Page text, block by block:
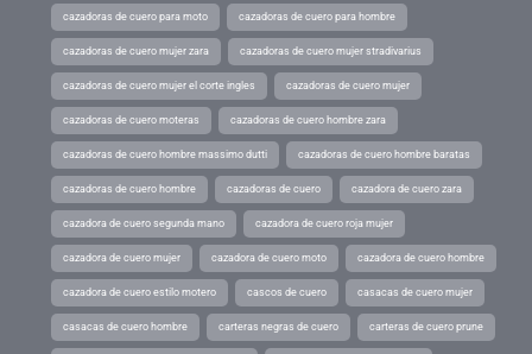
cazadoras de cuero para moto cazadoras de cuero para hombre
cazadoras de cuero mujer zara cazadoras de cuero mujer stradivarius
cazadoras de cuero mujer el corte ingles cazadoras de cuero mujer
cazadoras de cuero moteras cazadoras de cuero hombre zara
cazadoras de cuero hombre massimo dutti cazadoras de cuero hombre baratas
cazadoras de cuero hombre cazadoras de cuero cazadora de cuero zara
cazadora de cuero segunda mano cazadora de cuero roja mujer
cazadora de cuero mujer cazadora de cuero moto cazadora de cuero hombre
cazadora de cuero estilo motero cascos de cuero casacas de cuero mujer
casacas de cuero hombre carteras negras de cuero carteras de cuero prune